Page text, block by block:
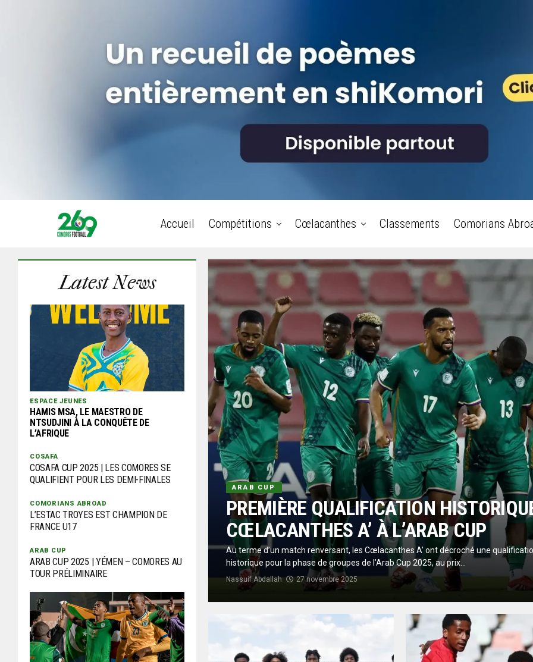
Accueil Compétitions Cœlacanthes Classements Comorians
ARAB CUP
PREMIÈRE QUALIFICATION
CŒLACANTHES A’ À L’ARAB CUP
Au terme d’un match renversant, les Cœlacanthes A’ ont décroché une
historique pour la phase de groupes de l’Arab Cup 2025, au prix...
Nassuif Abdallah 27 novembre 2025
Latest News
ESPACE JEUNES
HAMIS MSA, LE MAESTRO DE
NTSUDJINI À LA CONQUÊTE DE
L’AFRIQUE
COSAFA
COSAFA CUP 2025 | LES COMORES SE
QUALIFIENT POUR LES DEMI-FINALES
COMORIANS ABROAD
L’ESTAC TROYES EST CHAMPION DE
FRANCE U17
ARAB CUP
ARAB CUP 2025 | YÉMEN – COMORES AU
TOUR PRÉLIMINAIRE